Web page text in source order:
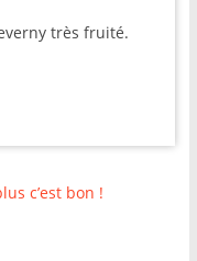
très fruité.
c’est bon !